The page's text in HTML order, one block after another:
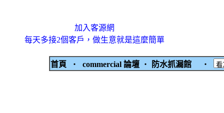
加入客源網
每天多接2個客戶，做生意就是這麼簡單
首頁 ‧ commercial 論壇 ‧ 防水抓漏館 ‧